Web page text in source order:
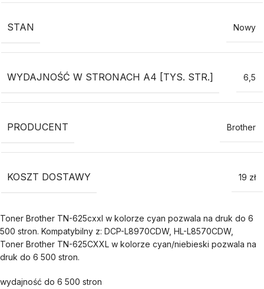
STAN Nowy
WYDAJNOŚĆ W STRONACH A4 [TYS. STR.] 6,5
PRODUCENT Brother
KOSZT DOSTAWY 19 zł
Toner Brother TN-625cxxl w kolorze cyan pozwala na druk do 6
500 stron. Kompatybilny z: DCP-L8970CDW, HL-L8570CDW,
Toner Brother TN-625CXXL w kolorze cyan/niebieski pozwala na
druk do 6 500 stron.
wydajność do 6 500 stron